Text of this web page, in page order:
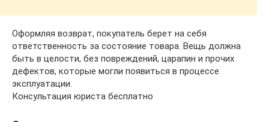
Оформляя возврат, покупатель берет на себя
ответственность за состояние товара. Вещь должна
быть в целости, без повреждений, царапин и прочих
дефектов, которые могли появиться в процессе
эксплуатации.
Консультация юриста бесплатно